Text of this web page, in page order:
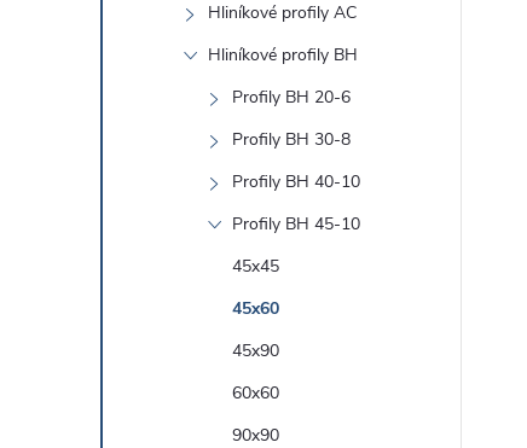
Hliníkové profily AC
Hliníkové profily BH
Profily BH 20-6
Profily BH 30-8
Profily BH 40-10
Profily BH 45-10
45x45
45x60
45x90
60x60
90x90